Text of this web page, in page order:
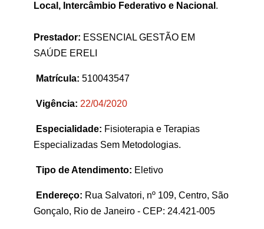
Local, Intercâmbio Federativo e Nacional .
Prestador: ESSENCIAL GESTÃO EM
SAÚDE ERELI
Matrícula: 510043547
Vigência: 22/04/2020
Especialidade: Fisioterapia e Terapias
Especializadas Sem Metodologias.
Tipo de Atendimento: Eletivo
Endereço: Rua Salvatori, nº 109, Centro, São
Gonçalo, Rio de Janeiro - CEP: 24.421-005